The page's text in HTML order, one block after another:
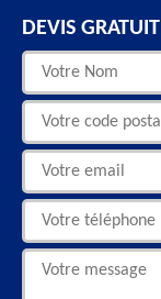
DEVIS GRATUIT